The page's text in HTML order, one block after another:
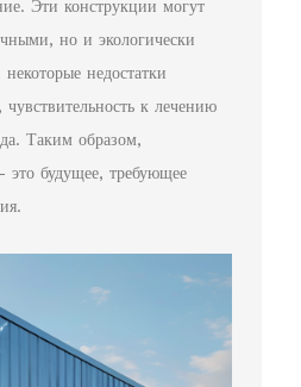
Эти конструкции могут
но и экологически
недостатки
к лечению
Таким образом,
это будущее, требующее